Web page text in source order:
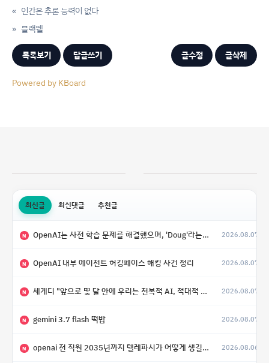
« 인간은 추론 능력이 없다
블랙웰
»
목록보기 답글쓰기 글수정 글삭제
Powered by KBoard
최신글 최신댓글 추천글
N OpenAI는 사전 학습 문제를 해결했으며, 'Doug'라는 코드명을 가진 훨씬 더 큰 모델을 활발히 개발 중 2026.08.07
N OpenAI 내부 에이전트 허깅페이스 해킹 사건 정리 2026.08.07
N 세게디 "앞으로 몇 달 안에 우리는 전복적 AI, 적대적 AI 둘 다 보게 될 것" 2026.08.07
N gemini 3.7 flash 떡밥 2026.08.07
N openai 전 직원 2035년까지 텔레파시가 어떻게 생길 수 있는지 2026.08.06